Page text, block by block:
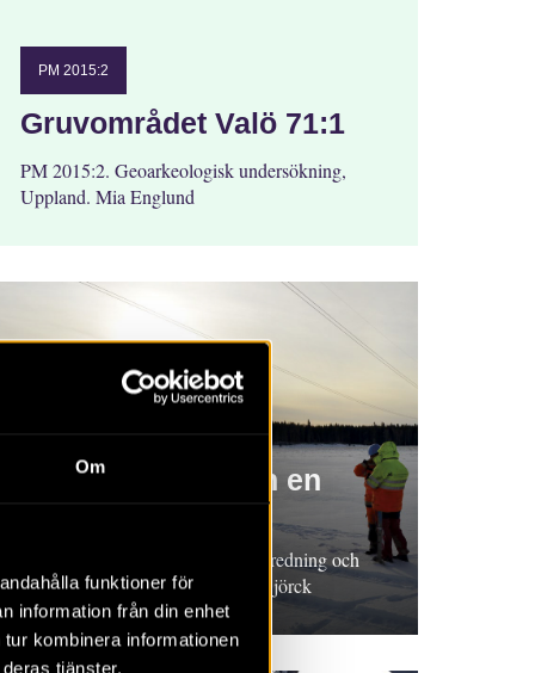
Om
funktioner för
information från din enhet
kombinera informationen
tjänster.
PM 2015:2
Gruvområdet Valö 71:1
PM 2015:2. Geoarkeologisk undersökning,
Uppland. Mia Englund
Ett träföremål från en
Rapport 2015:93. Arkeologisk utredning och
undersökning, Uppland. Niclas Björck